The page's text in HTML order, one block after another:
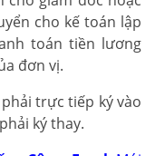
cho kế toán lập
toán tiền lương
đơn vị.
trực tiếp ký vào
ký thay.